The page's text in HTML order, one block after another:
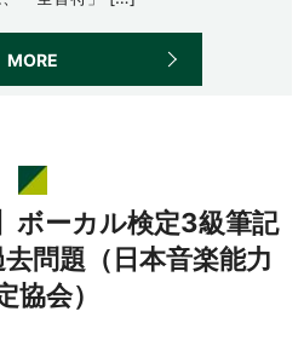
MORE
ボーカル検定3級筆記
問題（日本音楽能力
協会）